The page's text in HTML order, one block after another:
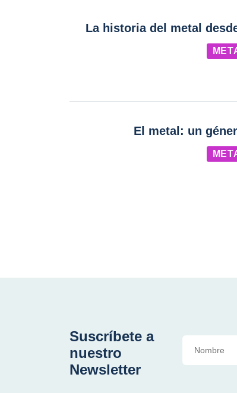
La historia del metal
El metal: un
Suscríbete a
nuestro
Newsletter